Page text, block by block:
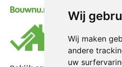
Wij
Wij maken
andere
uw
Bouwnu.nl